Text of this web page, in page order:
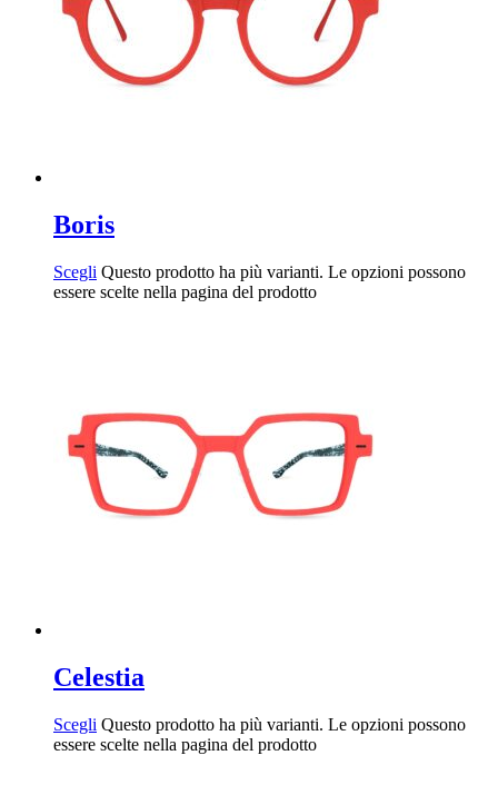
Boris
Scegli Questo prodotto ha più varianti. Le opzioni possono
essere scelte nella pagina del prodotto
Celestia
Scegli Questo prodotto ha più varianti. Le opzioni possono
essere scelte nella pagina del prodotto